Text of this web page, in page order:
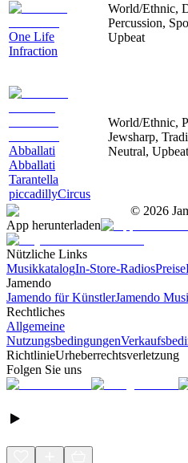
One Life
Infraction
World/Ethnic,
Percussion,
Upbeat
Abballati
Abballati
Tarantella
piccadillyCircus
World/Ethnic,
Jewsharp,
Neutral,
© 2026
App herunterladen
Nützliche Links
MusikkatalogIn-Store-RadiosPreise
Jamendo
Jamendo für KünstlerJamendo
Rechtliches
Allgemeine
Nutzungsbedingungen
RichtlinieUrheberrechtsverletzung
Folgen Sie uns